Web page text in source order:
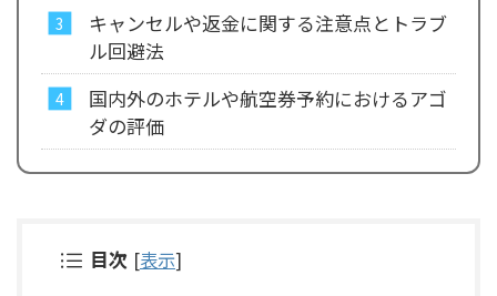
キャンセルや返金に関する注意点とトラブ
ル回避法
国内外のホテルや航空券予約におけるアゴ
ダの評価
目次 [表示]